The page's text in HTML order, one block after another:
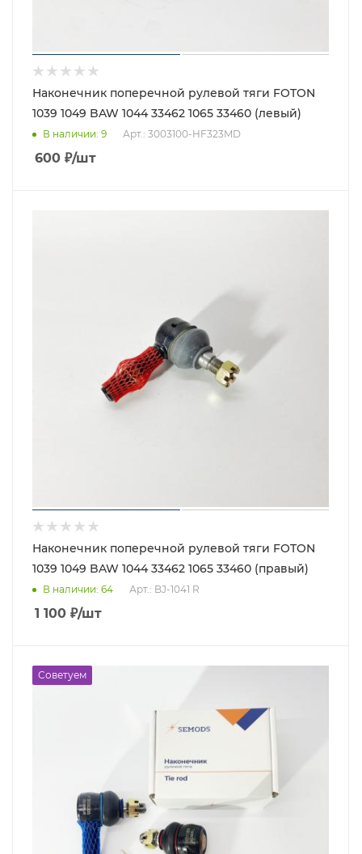
Наконечник поперечной рулевой тяги FOTON
1039 1049 BAW 1044 33462 1065 33460 (левый)
В наличии: 9 Арт.: 3003100-HF323MD
600 ₽/шт
Наконечник поперечной рулевой тяги FOTON
1039 1049 BAW 1044 33462 1065 33460 (правый)
В наличии: 64 Арт.: BJ-1041 R
1 100 ₽/шт
Советуем